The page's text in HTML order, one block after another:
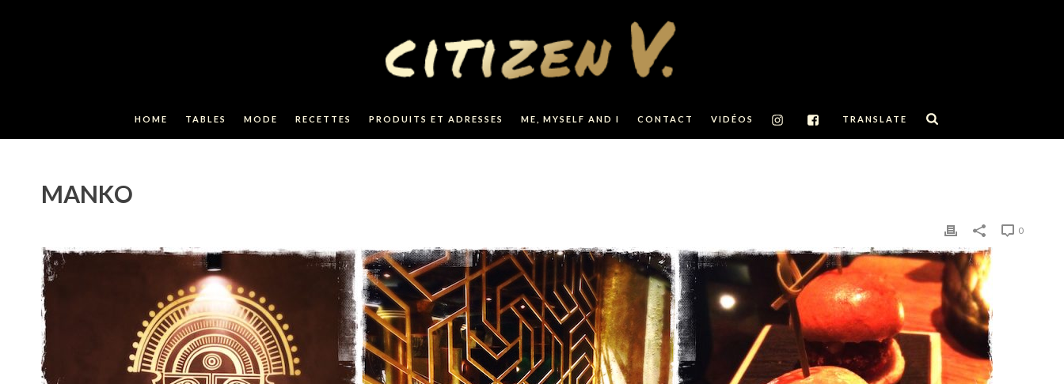
HOME TABLES MODE RECETTES PRODUITS ET ADRESSES ME, MYSELF AND I CONTACT VIDÉOS TRANSLATE
MANKO
0